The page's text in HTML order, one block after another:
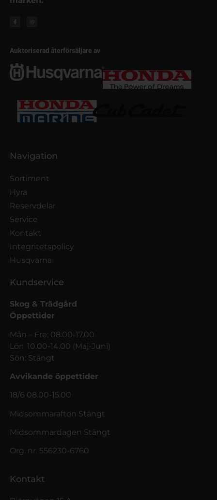
Auktoriserad återförsäljare av
Navigation
Sortiment
Hyra
Reservdelar
Service
Kontakt
Integritetspolicy
Husqvarna
Kundservice
Skog & Trädgård
Öppettider
Mån – Fre: 08.00-17.00
Lör: 10.00-14.00 (Maj-Juni)
Sön: Stängt
Avvikande öppettider
18/6 08.00-15.00
Midsommarafton Stängt
Midsommardagen Stängt
Org. nr. 556230-6760
Kontakt